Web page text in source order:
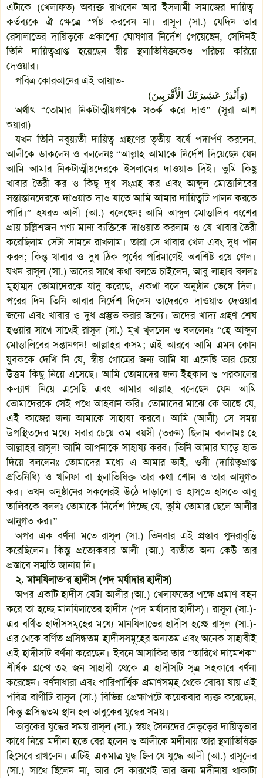
এটাকে (খেলাফত) অব্যক্ত রাখবেন আর ইসলামী সমাজের দায়িত্ব-
কর্তব্যকে ঐ ক্ষেত্রে স্পষ্ট করবেন না। রাসূল (সা.) যেদিন তার
রেসালাতের দায়িত্বকে প্রকাশ্যে ঘোষণার নির্দেশ পেয়েছেন, সেদিনই
তিনি দায়িত্বপ্রাপ্ত হয়েছেন স্বীয় স্থলাভিষিক্তকেও পরিচয় করিয়ে
দেওয়ার।
পবিত্র কোরআনের এই আয়াত-
)وَأَنْذِرْ عَشِيرَتَكَ الْأَقْرَبِينَ(
অর্থাৎ “তোমার নিকটাত্মীয়গণকে সতর্ক করে দাও” (সূরা আশ
শুয়ারা)
যখন তিনি নবূয়্যতী দায়িত্ব গ্রহণের তৃতীয় বর্ষে পদার্পণ করলেন,
আলীকে ডাকলেন ও বললেনঃ “আল্লাহ আমাকে নির্দেশ দিয়েছেন যেন
আমি আমার নিকটাত্মীয়দেরকে ইসলামের দাওয়াত দিই। তুমি কিছু
খাবার তৈরী কর ও কিছু দুধ সংগ্রহ কর এবং আব্দুল মোত্তালিবের
সন্তান্তানদেরকে দাওয়াত দাও যাতে আমি আমার দায়িত্বটি পালন করতে
পারি।” হযরত আলী (আ.) বলেছেনঃ আমি আব্দুল মোত্তালিব বংশের
প্রায় চল্লিশজন গণ্য-মান্য ব্যক্তিকে দাওয়াত করলাম ও যে খাবার তৈরী
করেছিলাম সেটা সামনে রাখলাম। তারা সে খাবার খেল এবং দুধ পান
করল; কিন্তু খাবার ও দুধ ঠিক পূর্বের পরিমাণেই অবশিষ্ট রয়ে গেল।
যখন রাসূল (সা.) তাদের সাথে কথা বলতে চাইলেন, আবু লাহাব বললঃ
মুহাম্মদ তোমাদেরকে যাদু করেছে, একথা বলে অনুষ্ঠান ভেঙ্গে দিল।
পরের দিন তিনি আবার নির্দেশ দিলেন তাদেরকে দাওয়াত দেওয়ার
জন্যে এবং খাবার ও দুধ প্রস্তুত করার জন্যে। তাদের খাদ্য গ্রহণ শেষ
হওয়ার সাথে সাথেই রাসূল (সা.) মুখ খুললেন ও বললেনঃ “হে আব্দুল
মোত্তালিবের সন্তানগন! আল্লাহর কসম; এই আরবে আমি এমন কোন
যুবককে দেখি নি যে, স্বীয় গোত্রের জন্য আমি যা এনেছি তার চেয়ে
উত্তম কিছু নিয়ে এসেছে। আমি তোমাদের জন্য ইহকাল ও পরকালের
কল্যাণ নিয়ে এসেছি এবং আমার আল্লাহ বলেছেন যেন আমি
তোমাদেরকে সেই পথে আহবান করি। তোমাদের মাঝে কে আছে যে,
এই কাজের জন্য আমাকে সাহায্য করবে। আমি (আলী) সে সময়
উপস্থিতদের মধ্যে সবার চেয়ে কম বয়সী (তরুন) ছিলাম বললামঃ হে
আল্লাহর রাসূল! আমি আপনাকে সাহায্য করব। তিনি আমার ঘাড়ে হাত
দিয়ে বললেনঃ তোমাদের মধ্যে এ আমার ভাই, ওসী (দায়িত্বপ্রাপ্ত
প্রতিনিধি) ও খলিফা বা স্থলাভিষিক্ত তার কথা শোন ও তার আনুগত
কর। তখন অনুষ্ঠানের সকলেরই উঠে দাড়ালো ও হাসতে হাসতে আবু
তালিবকে বললঃ তোমাকে নির্দেশ দিচ্ছে যে, তুমি তোমার ছেলে আলীর
আনুগত কর।”
অপর এক বর্ণনা মতে রাসূল (সা.) তিনবার এই প্রস্তাব পুনরাবৃত্তি
করেছিলেন। কিন্তু প্রত্যেকবার আলী (আ.) ব্যতীত অন্য কেউ তার
প্রস্তাবে সম্মতি জানায় নি।
২. মানযিলাত’র হাদীস (পদ মর্যাদার হাদীস)
অপর একটি হাদীস যেটা আলীর (আ.) খেলাফতের পক্ষে প্রমাণ বহন
করে তা হচ্ছে মানযিলাতের হাদীস (পদ মর্যাদার হাদীস)। রাসূল (সা.)-
এর বর্ণিত হাদীসসমূহের মধ্যে মানযিলাতের হাদীস হচ্ছে রাসূল (সা.)-
এর থেকে বর্ণিত প্রসিদ্ধতম হাদীসসমূহের অন্যতম এবং অনেক সাহাবীই
এই হাদীসটি বর্ণনা করেছেন। ইবনে আসাকির তার “তারিখে দামেশক”
শীর্ষক গ্রন্থে ৩২ জন সাহাবী থেকে এ হাদীসটি সূত্র সহকারে বর্ণনা
করেছেন। বর্ণনাধারা এবং পারিপার্শ্বিক প্রমাণসমূহ থেকে বোঝা যায় এই
পবিত্র বাণীটি রাসূল (সা.) বিভিন্ন প্রেক্ষাপটে কয়েকবার ব্যক্ত করেছেন,
কিন্তু প্রসিদ্ধতম স্থান হল তাবুকের যুদ্ধের সময়।
তাবুকের যুদ্ধের সময় রাসূল (সা.) স্বয়ং সৈন্যদের নেতৃত্বের দায়িত্বভার
কাধে নিয়ে মদীনা হতে বের হলেন ও আলীকে মদীনায় তার স্থলাভিষিক্ত
হিসেবে রাখলেন। এটিই একমাত্র যুদ্ধ ছিল যে যুদ্ধে আলী (আ.) রাসূলের
(সা.) সাথে ছিলেন না, আর সে কারণেই তার জন্য মদীনায় থাকাটা